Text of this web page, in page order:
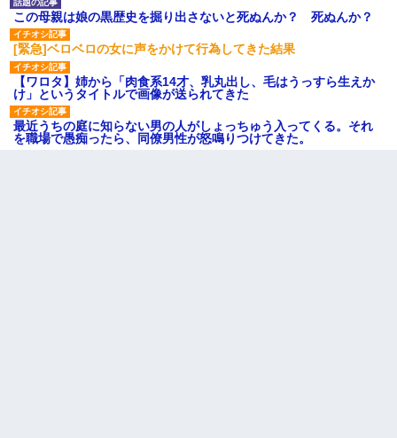
この母親は娘の黒歴史を掘り出さないと死ぬんか？ 死ぬんか？
[緊急]ベロベロの女に声をかけて行為してきた結果
【ワロタ】姉から「肉食系14才、乳丸出し、毛はうっすら生えか
け」というタイトルで画像が送られてきた
最近うちの庭に知らない男の人がしょっちゅう入ってくる。それ
を職場で愚痴ったら、同僚男性が怒鳴りつけてきた。